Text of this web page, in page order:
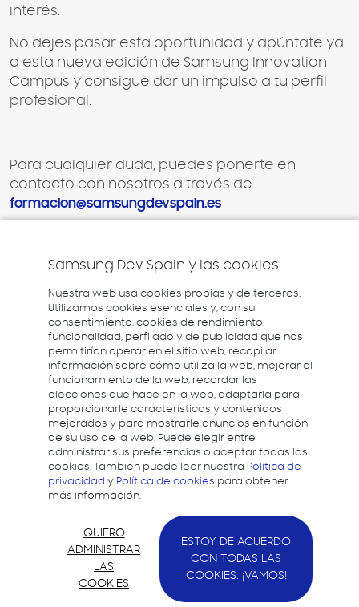
interés.
No dejes pasar esta oportunidad y apúntate ya
a esta nueva edición de Samsung Innovation
Campus y consigue dar un impulso a tu perfil
profesional.
Para cualquier duda, puedes ponerte en
contacto con nosotros a través de
formacion@samsungdevspain.es
Samsung Dev Spain y las cookies
Nuestra web usa cookies propias y de terceros.
Utilizamos cookies esenciales y, con su
consentimiento, cookies de rendimiento,
funcionalidad, perfilado y de publicidad que nos
permitirían operar en el sitio web, recopilar
información sobre cómo utiliza la web, mejorar el
funcionamiento de la web, recordar las
elecciones que hace en la web, adaptarla para
proporcionarle características y contenidos
mejorados y para mostrarle anuncios en función
de su uso de la web. Puede elegir entre
administrar sus preferencias o aceptar todas las
cookies. También puede leer nuestra Política de
privacidad y Política de cookies para obtener
más información.
QUIERO
ADMINISTRAR
LAS
COOKIES
ESTOY DE ACUERDO
CON TODAS LAS
COOKIES. ¡VAMOS!